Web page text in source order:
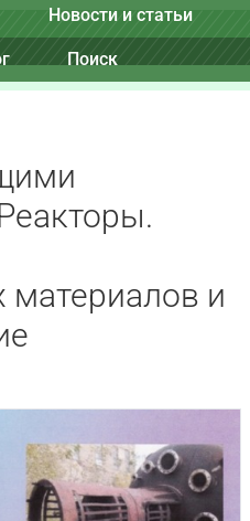
Новости и статьи
Поиск
материалов и